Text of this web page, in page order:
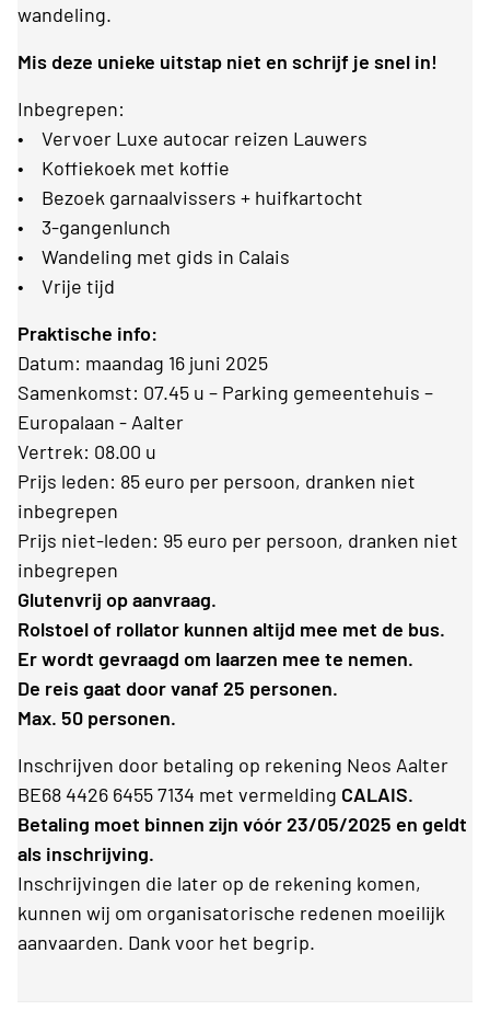
wandeling.
Mis deze unieke uitstap niet en schrijf je snel in!
Inbegrepen:
• Vervoer Luxe autocar reizen Lauwers
• Koffiekoek met koffie
• Bezoek garnaalvissers + huifkartocht
• 3-gangenlunch
• Wandeling met gids in Calais
• Vrije tijd
Praktische info:
Datum: maandag 16 juni 2025
Samenkomst: 07.45 u – Parking gemeentehuis –
Europalaan - Aalter
Vertrek: 08.00 u
Prijs leden: 85 euro per persoon, dranken niet
inbegrepen
Prijs niet-leden: 95 euro per persoon, dranken niet
inbegrepen
Glutenvrij op aanvraag.
Rolstoel of rollator kunnen altijd mee met de bus.
Er wordt gevraagd om laarzen mee te nemen.
De reis gaat door vanaf 25 personen.
Max. 50 personen.
Inschrijven door betaling op rekening Neos Aalter
BE68 4426 6455 7134 met vermelding CALAIS.
Betaling moet binnen zijn vóór 23/05/2025 en geldt
als inschrijving.
Inschrijvingen die later op de rekening komen,
kunnen wij om organisatorische redenen moeilijk
aanvaarden. Dank voor het begrip.